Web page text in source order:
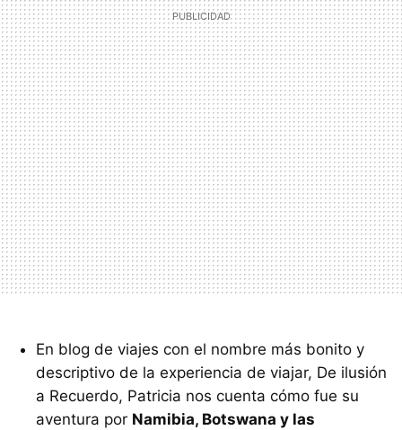
En blog de viajes con el nombre más bonito y
descriptivo de la experiencia de viajar, De ilusión
a Recuerdo, Patricia nos cuenta cómo fue su
aventura por Namibia, Botswana y las